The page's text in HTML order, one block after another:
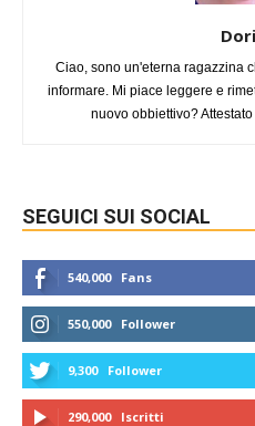
Ciao, sono un'eterna ragazzina
informare. Mi piace leggere e
nuovo obbiettivo?
SEGUICI SUI SOCIAL
540,000 Fans
550,000 Follower
9,300 Follower
290,000 Iscritti